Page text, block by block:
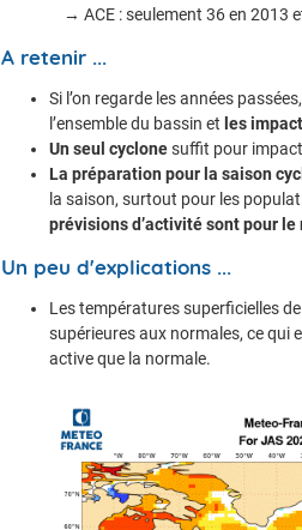
→ ACE : seulement 36 en 2013
A retenir ...
Si l’on regarde les années passées,
l’ensemble du bassin et les
Un seul cyclonesuffit pour
La préparation pour la saison
la saison, surtout pour les
prévisions d’activité sont pour
Un peu d'explications ...
Les températures superficielles
supérieures aux normales, ce
active que la normale.